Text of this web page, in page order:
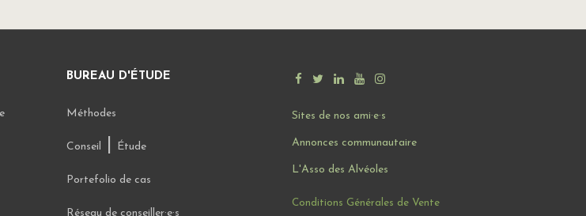
BUREAU D'ÉTUDE
Méthodes
Conseil Étude
Portefolio de cas
Réseau de conseiller·e·s
Sites de nos ami·e·s
Annonces communautaire
L'Asso des Alvéoles
Conditions Générales de Vente